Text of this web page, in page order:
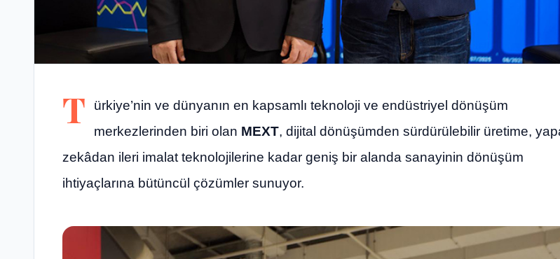
T
ürkiye’nin ve dünyanın en kapsamlı teknoloji ve endüstriyel dönüşüm
merkezlerinden biri olan MEXT, dijital dönüşümden sürdürülebilir üretime,
zekâdan ileri imalat teknolojilerine kadar geniş bir alanda sanayinin dönüşüm
ihtiyaçlarına bütüncül çözümler sunuyor.